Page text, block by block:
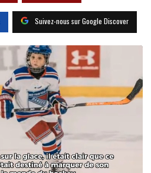
Suivez-nous sur Google Discover